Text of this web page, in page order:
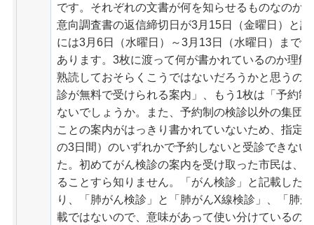
です。それぞれの文書が何を知らせるものなのか
意向調査書の返信締切日が3月15日（金曜日）と
には3月6日（水曜日）～3月13日（水曜日）まで
あります。3枚に渡って何が書かれているのか理
熟読しておそらくこうではないだろうかと思うの
診が無料で受けられる案内」、もう1枚は「予約
ないでしょうか。また、予約制の検診以外の集団
ことの案内がはっきり書かれていないため、指定
の3日間）のいずれかで予約しないと受診できな
た。初めてがん検診の案内を受け取った市民は、
ることすら知りません。「がん検診」と記載した
り、「肺がん検診」と「肺がんX線検診」、「肺
載ではないので、意味があって使い分けているの